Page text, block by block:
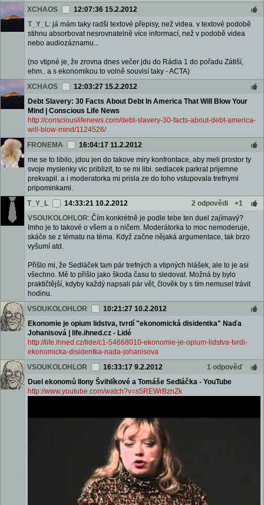
XCHAOS
12:07:36 15.2.2012
T_Y_L: já mám taky radši textové přepisy, než videa. v textové podobě
stihnu absorbovat nesrovnatelně více informací, než v podobě videa
nebo audiozáznamu...
(no vtipné je, že zrovna dnes večer jdu do Rádia 1 do pořadu Zátiší,
ehm.. a s ekonomikou to volně souvisí taky - ACTA)
XCHAOS
12:03:27 15.2.2012
Debt Slavery: 30 Facts About Debt In America That Will Blow Your
Mind | Conscious Life News
http://consciouslifenews.com/debt-slavery-30-facts-about-debt-america-
will-blow-mind/1124526/
FRONEMA
16:04:17 11.2.2012
me se to libilo, jdou jen do takove miry konfrontace, aby meli prostor ty
svoje myslenky vic priblizit, to se mi libi. sedlacek parkrat prijemne
prekvapil. a i moderatorka mi prisla ze do toho vstupovala trefnymi
pripominkami.
T_Y_L
14:33:21 10.2.2012 2 odpovědi
+1
VSOUKOLOHLOR: Čím konkrétně je podle tebe ten duel zajímavý?
Imho je to takové o všem a o ničem. Moderátorka to moc nemoderuje,
skáče se z tématu na téma. Když začne nějaká argumentace, tak brzo
vyšumí atd.
Přišlo mi, že Sedláček tam pár trefných a vtipných hlášek, ale to je asi
všechno. Mě to přišlo jako škoda času to sledovat. Možná by bylo
praktičtější, kdyby každý napsali pár vět, člověk by s tím nemusel trávit
hodinu.
VSOUKOLOHLOR
10:21:27 10.2.2012
Ekonomie je opium lidstva, tvrdí "ekonomická disidentka" Naďa
Johanisová | life.ihned.cz - Lidé
http://life.ihned.cz/lide/c1-54668010-ekonomie-je-opium-lidstva-tvrdi-
ekonomicka-disidentka-nada-johanisova
VSOUKOLOHLOR
16:33:17 9.2.2012
1 odpověď
Duel ekonomů Ilony Švihlíkové a Tomáše Sedláčka - YouTube
http://www.youtube.com/watch?v=s5REWrBznZk